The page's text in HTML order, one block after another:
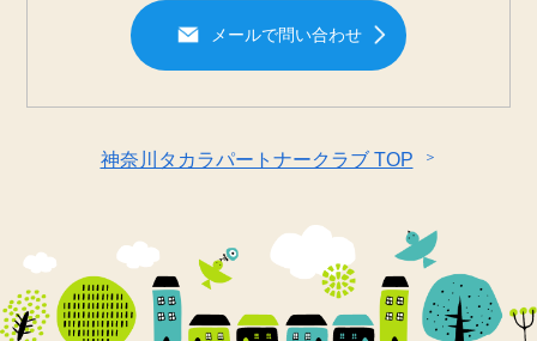
メールで問い合わせ
神奈川タカラパートナークラブ TOP ＞